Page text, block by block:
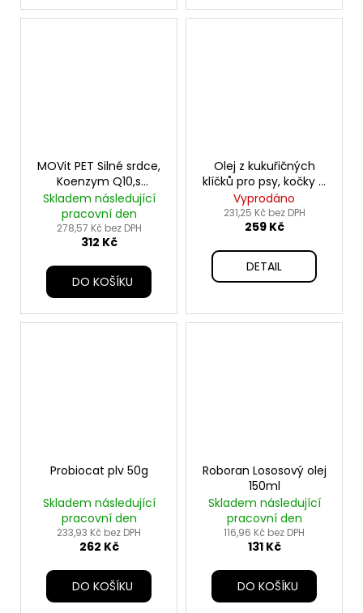
MOVit PET Silné srdce,
Koenzym Q10,s
přích.masa 100tbl
Skladem následující
pracovní den
278,57 Kč bez DPH
312 Kč
DO KOŠÍKU
Olej z kukuřičných
klíčků pro psy, kočky a
koně 1000ml
Vyprodáno
231,25 Kč bez DPH
259 Kč
DETAIL
Probiocat plv 50g
Skladem následující
pracovní den
233,93 Kč bez DPH
262 Kč
DO KOŠÍKU
Roboran Lososový olej
150ml
Skladem následující
pracovní den
116,96 Kč bez DPH
131 Kč
DO KOŠÍKU